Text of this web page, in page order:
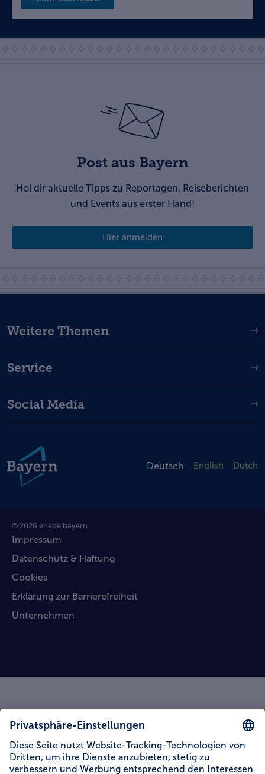
Post aus Bayern
Hol dir aktuelle Tipps zu Reportagen, Reiseberichten
und Events aus erster Hand!
Hier anmelden
Social Media
Deutsch English Dutch
Weitere Themen
Service
© 2026 erlebe.bayern
Impressum
Datenschutz & Haftung
Cookies
Erklärung zur Barrierefreiheit
Unternehmen